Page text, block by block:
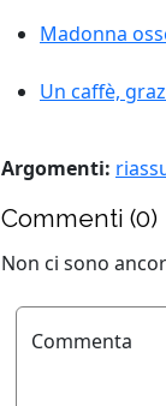
Madonna
Un caffè,
Argomenti:
Commenti (0)
Non ci sono
Commenta